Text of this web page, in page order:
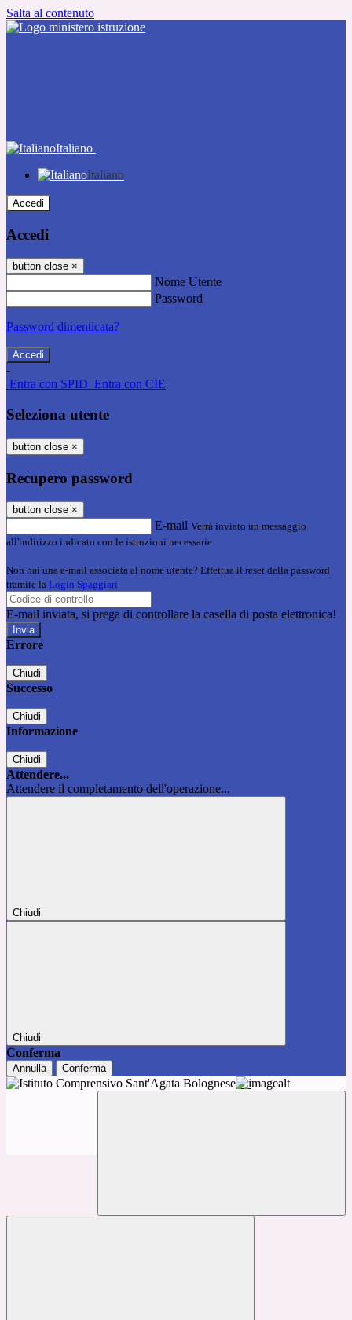
Salta al contenuto
Italiano
Italiano
Accedi
Accedi
button close ×
Nome Utente
Password
Password dimenticata?
-
Entra con SPID Entra con CIE
Seleziona utente
button close ×
Recupero password
button close ×
E-mail Verrà inviato un messaggio
all'indirizzo indicato con le istruzioni necessarie.
Non hai una e-mail associata al nome utente? Effettua il reset della password
tramite la Login Spaggiari
E-mail inviata, si prega di controllare la casella di posta elettronica!
Errore
Chiudi
Successo
Chiudi
Informazione
Chiudi
Attendere...
Attendere il completamento dell'operazione...
Chiudi
Chiudi
Conferma
Annulla Conferma